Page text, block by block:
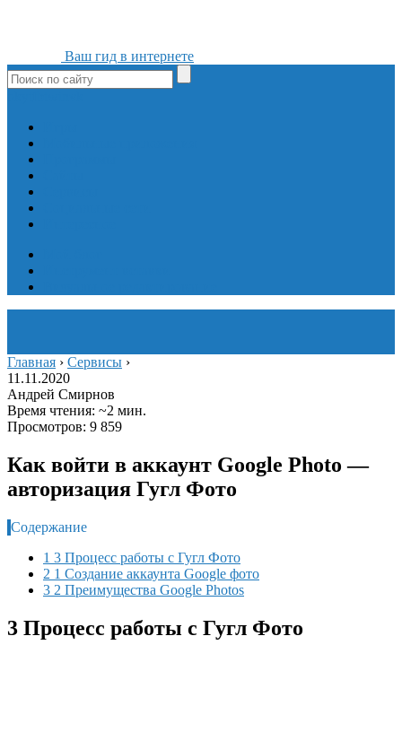
Ваш гид в интернете
Главная › Сервисы ›
11.11.2020
Андрей Смирнов
Время чтения: ~2 мин.
Просмотров: 9 859
Как войти в аккаунт Google Photo —
авторизация Гугл Фото
Содержание
1 3 Процесс работы с Гугл Фото
2 1 Создание аккаунта Google фото
3 2 Преимущества Google Photos
3 Процесс работы с Гугл Фото